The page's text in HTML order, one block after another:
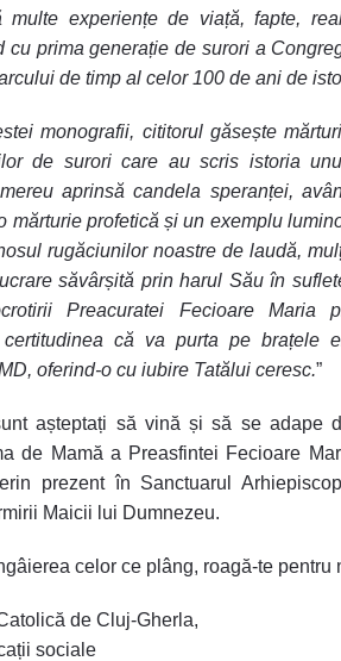
multe experiențe de viață, fapte,
cu prima generație de surori a
de timp al celor 100 de ani de
monografii, cititorul găsește
de surori care au scris istoria
aprinsă candela speranței,
mărturie profetică și un exemplu
rugăciunilor noastre de laudă,
săvârșită prin harul Său în
Preacuratei Fecioare Maria
certitudinea că va purta pe brațele
oferind-o cu iubire Tatălui ceresc.”
așteptați să vină și să se adape
de Mamă a Preasfintei Fecioare
prezent în Sanctuarul
Maicii lui Dumnezeu.
celor ce plâng, roagă-te pentru
de Cluj-Gherla,
sociale